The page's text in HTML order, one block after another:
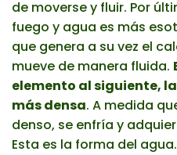
de moverse y fluir. Por
fuego y agua es más
que genera a su vez el
mueve de manera fluida.
elemento al siguiente,
más densa. A medida
denso, se enfría y
Esta es la forma del agua.